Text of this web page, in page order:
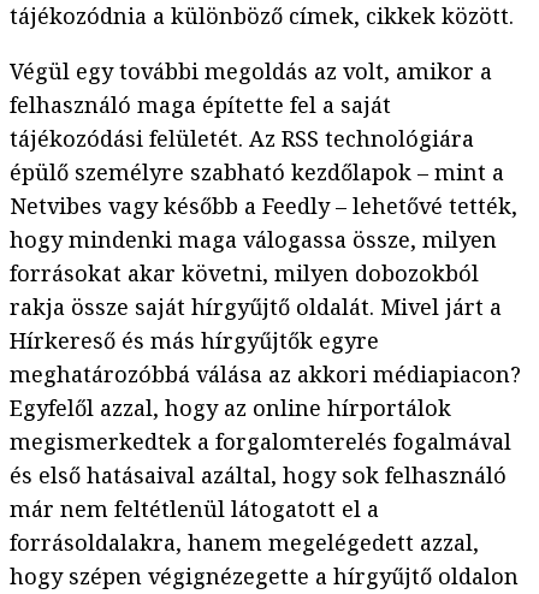
tájékozódnia a különböző címek, cikkek között.
Végül egy további megoldás az volt, amikor a
felhasználó maga építette fel a saját
tájékozódási felületét. Az RSS technológiára
épülő személyre szabható kezdőlapok – mint a
Netvibes vagy később a Feedly – lehetővé tették,
hogy mindenki maga válogassa össze, milyen
forrásokat akar követni, milyen dobozokból
rakja össze saját hírgyűjtő oldalát. Mivel járt a
Hírkereső és más hírgyűjtők egyre
meghatározóbbá válása az akkori médiapiacon?
Egyfelől azzal, hogy az online hírportálok
megismerkedtek a forgalomterelés fogalmával
és első hatásaival azáltal, hogy sok felhasználó
már nem feltétlenül látogatott el a
forrásoldalakra, hanem megelégedett azzal,
hogy szépen végignézegette a hírgyűjtő oldalon